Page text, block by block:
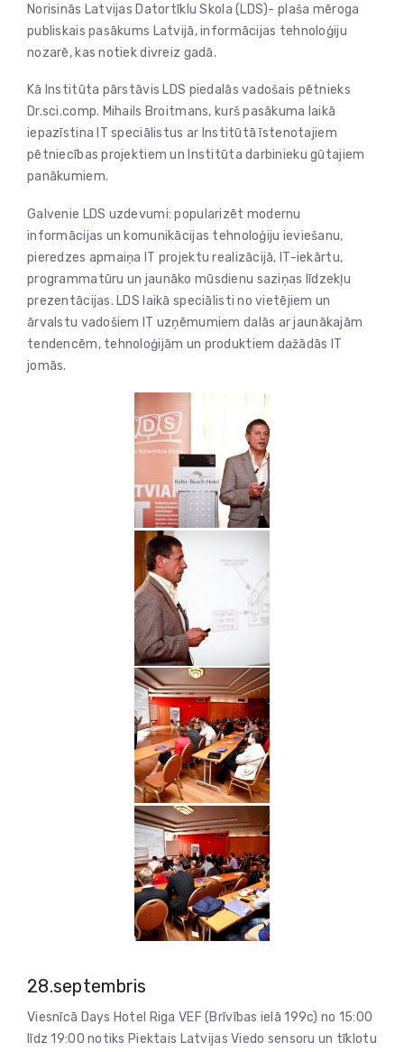
Norisinās Latvijas Datortīklu Skola (LDS)- plaša mēroga
publiskais pasākums Latvijā, informācijas tehnoloģiju
nozarē, kas notiek divreiz gadā.
Kā Institūta pārstāvis LDS piedalās vadošais pētnieks
Dr.sci.comp. Mihails Broitmans, kurš pasākuma laikā
iepazīstina IT speciālistus ar Institūtā īstenotajiem
pētniecības projektiem un Institūta darbinieku gūtajiem
panākumiem.
Galvenie LDS uzdevumi: popularizēt modernu
informācijas un komunikācijas tehnoloģiju ieviešanu,
pieredzes apmaiņa IT projektu realizācijā, IT-iekārtu,
programmatūru un jaunāko mūsdienu saziņas līdzekļu
prezentācijas. LDS laikā speciālisti no vietējiem un
ārvalstu vadošiem IT uzņēmumiem dalās ar jaunākajām
tendencēm, tehnoloģijām un produktiem dažādās IT
jomās.
28.septembris
Viesnīcā Days Hotel Riga VEF (Brīvības ielā 199c) no 15:00
līdz 19:00 notiks Piektais Latvijas Viedo sensoru un tīklotu